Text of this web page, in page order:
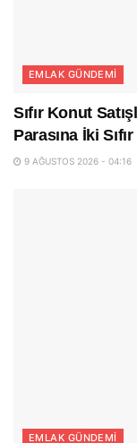
EMLAK GÜNDEMI
Sıfır Konut
Parasına İki
9 AĞUSTOS 2026 - 04:16
EMLAK GÜNDEMI